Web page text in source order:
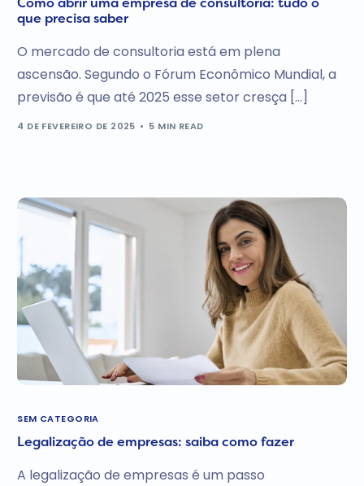
Como abrir uma empresa de consultoria: tudo o
que precisa saber
O mercado de consultoria está em plena
ascensão. Segundo o Fórum Econômico Mundial, a
previsão é que até 2025 esse setor cresça […]
4 DE FEVEREIRO DE 2025 5 MIN READ
SEM CATEGORIA
Legalização de empresas: saiba como fazer
A legalização de empresas é um passo